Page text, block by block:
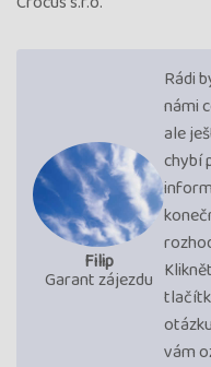
Filip
Garant zájezdu
Rádi
námi
ale
chybí
vám